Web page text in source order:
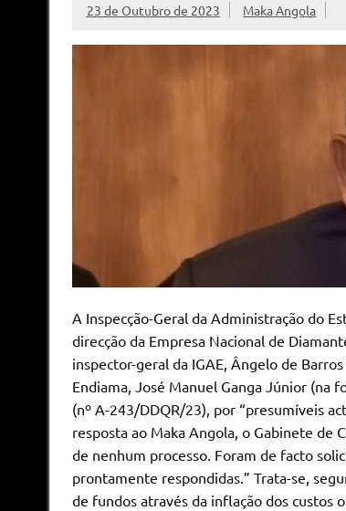
23 de Outubro de 2023 Maka Angola
A Inspecção-Geral da Administração do
direcção da Empresa Nacional de
inspector-geral da IGAE, Ângelo de
Endiama, José Manuel Ganga Júnior (na
(nº A-243/DDQR/23), por “presumíveis
resposta ao Maka Angola, o Gabinete de
de nenhum processo. Foram de facto
prontamente respondidas.” Trata-se,
de fundos através da inflação dos custos